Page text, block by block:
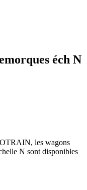
éch N
les wagons
N sont disponibles